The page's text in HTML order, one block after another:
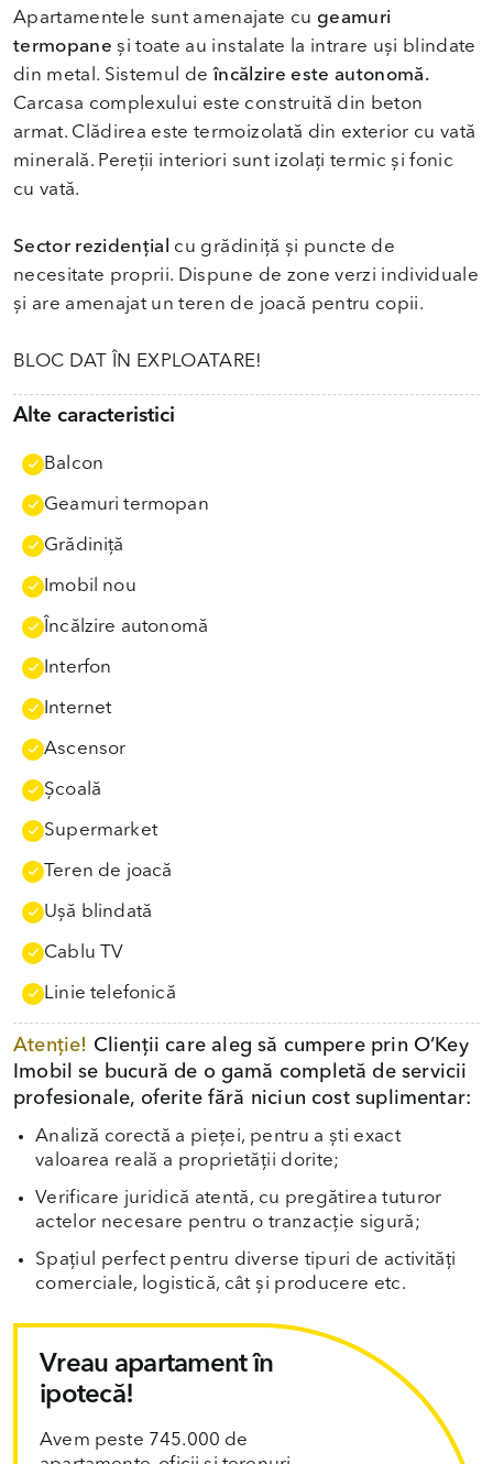
Apartamentele sunt amenajate cu geamuri
termopane și toate au instalate la intrare uși blindate
din metal. Sistemul deîncălzire este autonomă.
Carcasa complexului este construită din beton
armat. Clădirea este termoizolată din exterior cu vată
minerală. Pereții interiori sunt izolați termic și fonic
cu vată.
Sector rezidențial
cu grădiniță și puncte de
necesitate proprii. Dispune de zone verzi individuale
și are amenajat un teren de joacă pentru copii.
BLOC DAT ÎN EXPLOATARE!
Alte caracteristici
Balcon
Geamuri termopan
Grădiniţă
Imobil nou
Încălzire autonomă
Interfon
Internet
Ascensor
Școală
Supermarket
Teren de joacă
Uşă blindată
Cablu TV
Linie telefonică
Atenție! Clienții care aleg să cumpere prin O’Key
Imobil se bucură de o gamă completă de servicii
profesionale, oferite fără niciun cost suplimentar:
Analiză corectă a pieței, pentru a ști exact
valoarea reală a proprietății dorite;
Verificare juridică atentă, cu pregătirea tuturor
actelor necesare pentru o tranzacție sigură;
Spațiul perfect pentru diverse tipuri de activități
comerciale, logistică, cât și producere etc.
Vreau apartament în
ipotecă!
Avem peste 745.000 de